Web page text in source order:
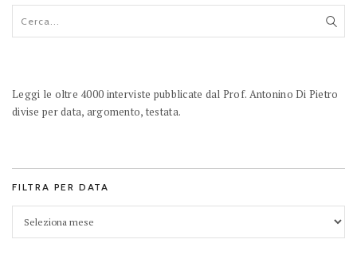
Leggi le oltre 4000 interviste pubblicate dal Prof. Antonino Di Pietro
divise per data, argomento, testata.
FILTRA PER DATA